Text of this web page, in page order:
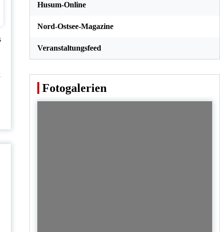
Husum-Online
Nord-Ostsee-Magazine
Veranstaltungsfeed
Fotogalerien